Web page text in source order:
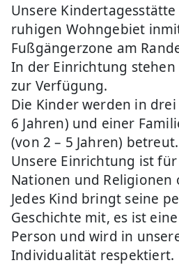
Unsere
ruhigen Wohngebiet
Fußgängerzone am
In der Einrichtung stehen
zur Verfügung.
Die Kinder werden in
6 Jahren) und einer
(von 2 – 5 Jahren) betreut.
Unsere Einrichtung ist
Nationen und Religionen
Jedes Kind bringt seine
Geschichte mit, es ist
Person und wird in
Individualität respektiert.